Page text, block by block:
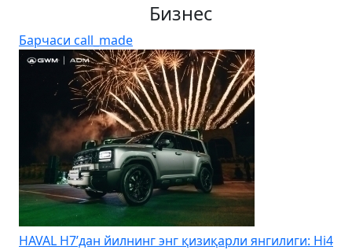
Бизнес
Барчаси call_made
HAVAL H7’дан йилнинг энг қизиқарли янгилиги: Hi4